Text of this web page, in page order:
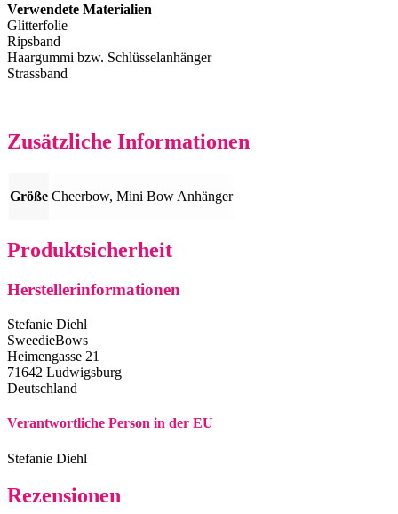
Verwendete Materialien
Glitterfolie
Ripsband
Haargummi bzw. Schlüsselanhänger
Strassband
Zusätzliche Informationen
Größe Cheerbow, Mini Bow Anhänger
Produktsicherheit
Herstellerinformationen
Stefanie Diehl
SweedieBows
Heimengasse 21
71642 Ludwigsburg
Deutschland
Verantwortliche Person in der EU
Stefanie Diehl
Rezensionen